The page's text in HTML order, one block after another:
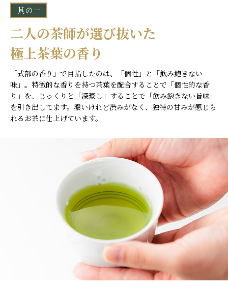
其の一
二人の茶師が選び抜いた
極上茶葉の香り
「式部の香り」で目指したのは、「個性」と「飲み飽きない
味」。特徴的な香りを持つ茶葉を配合することで「個性的な香
り」を、じっくりと「深蒸し」することで「飲み飽きない旨味」
を引き出してます。濃いけれど渋みがなく、独特の甘みが感じら
れるお茶に仕上げています。